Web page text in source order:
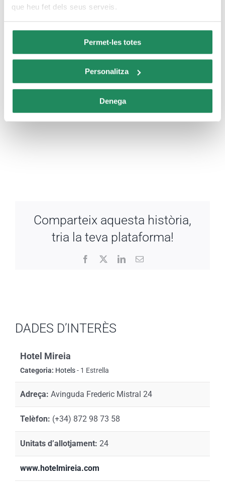
que heu fet dels seus serveis.
Permet-les totes
Personalitza
Denega
Comparteix aquesta història,
tria la teva plataforma!
Facebook LinkedInEmail:
DADES D’INTERÈS
Hotel Mireia
Categoria: Hotels- 1 Estrella
Adreça: Avinguda Frederic Mistral 24
Telèfon: (+34) 872 98 73 58
Unitats d’allotjament: 24
www.hotelmireia.com